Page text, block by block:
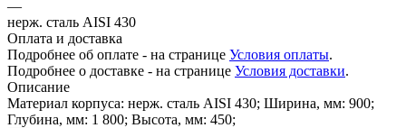
—
нерж. сталь AISI 430
Оплата и доставка
Подробнее об оплате - на странице Условия оплаты.
Подробнее о доставке - на странице Условия доставки.
Описание
Материал корпуса: нерж. сталь AISI 430; Ширина, мм: 900;
Глубина, мм: 1 800; Высота, мм: 450;